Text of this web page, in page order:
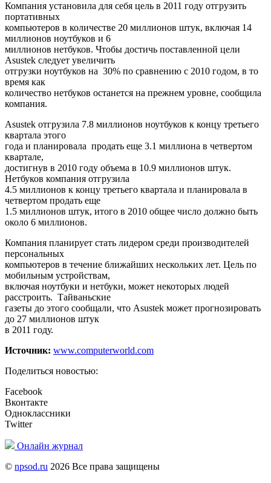
Компания установила для себя цель в 2011 году отгрузить
портативных
компьютеров в количестве 20 миллионов штук, включая 14
миллионов ноутбуков и 6
миллионов нетбуков. Чтобы достичь поставленной цели
Asustek следует увеличить
отгрузки ноутбуков на 30% по сравнению с 2010 годом, в то
время как
количество нетбуков останется на прежнем уровне, сообщила
компания.
Asustek отгрузила 7.8 миллионов ноутбуков к концу третьего
квартала этого
года и планировала продать еще 3.1 миллиона в четвертом
квартале,
достигнув в 2010 году объема в 10.9 миллионов штук.
Нетбуков компания отгрузила
4.5 миллионов к концу третьего квартала и планировала в
четвертом продать еще
1.5 миллионов штук, итого в 2010 общее число должно быть
около 6 миллионов.
Компания планирует стать лидером среди производителей
персональных
компьютеров в течение ближайших нескольких лет. Цель по
мобильным устройствам,
включая ноутбуки и нетбуки, может некоторых людей
расстроить. Тайваньские
газеты до этого сообщали, что Asustek может прогнозировать
до 27 миллионов штук
в 2011 году.
Источник: www.computerworld.com
Поделиться новостью:
Facebook
Вконтакте
Одноклассники
Twitter
Онлайн журнал
© npsod.ru 2026 Все права защищены